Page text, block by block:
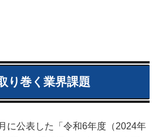
り巻く業界課題
に公表した「令和6年度（2024年